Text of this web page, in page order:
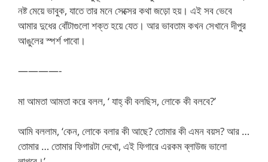
নষ্ট মেয়ে ভাবুক, যাতে তার মনে সেক্সের কথা জড়ো হয়। এই সব ভেবে
আমার দুধের বোঁটাগুলো শক্ত হয়ে যেত। আর ভাবতাম কখন সেখানে দীপুর
আঙুলের স্পর্শ পাবো।
————-
মা আমতা আমতা করে বলল, ‘ যাহ্‌ কী বলছিস, লোকে কী বলবে?’
আমি বললাম, ‘কেন, লোকে বলার কী আছে? তোমার কী এমন বয়স? আর …
তোমার … তোমার ফিগারটা দেখো, এই ফিগারে এরকম ব্লাউজ ভালো